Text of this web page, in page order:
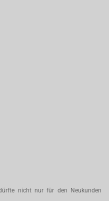
nicht nur für den Neukunden